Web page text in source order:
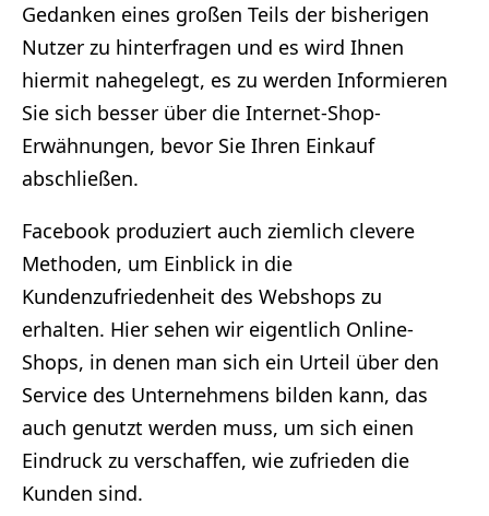
Gedanken eines großen Teils der bisherigen
Nutzer zu hinterfragen und es wird Ihnen
hiermit nahegelegt, es zu werden Informieren
Sie sich besser über die Internet-Shop-
Erwähnungen, bevor Sie Ihren Einkauf
abschließen.
Facebook produziert auch ziemlich clevere
Methoden, um Einblick in die
Kundenzufriedenheit des Webshops zu
erhalten. Hier sehen wir eigentlich Online-
Shops, in denen man sich ein Urteil über den
Service des Unternehmens bilden kann, das
auch genutzt werden muss, um sich einen
Eindruck zu verschaffen, wie zufrieden die
Kunden sind.